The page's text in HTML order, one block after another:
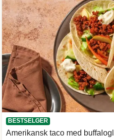
BESTSELGER
Amerikansk taco med